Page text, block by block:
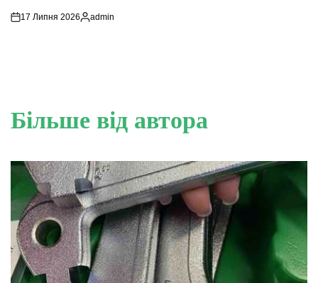
17 Липня 2026
Опубліковано
admin
Більше від автора